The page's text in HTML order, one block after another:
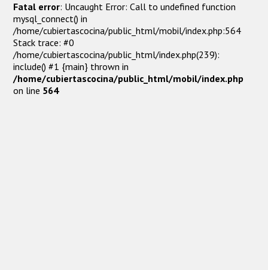
Fatal error: Uncaught Error: Call to undefined function
mysql_connect() in
/home/cubiertascocina/public_html/mobil/index.php:564
Stack trace: #0
/home/cubiertascocina/public_html/index.php(239):
include() #1 {main} thrown in
/home/cubiertascocina/public_html/mobil/index.php
on line 564